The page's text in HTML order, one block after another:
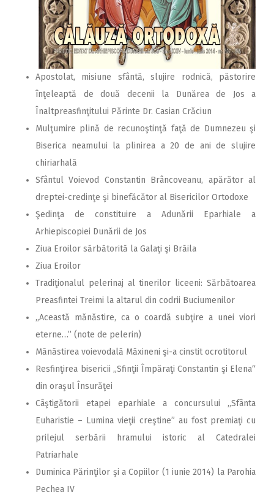
Apostolat, misiune sfântă, slujire rodnică, păstorire
înţeleaptă de două decenii la Dunărea de Jos a
Înaltpreasfinţitului Părinte Dr. Casian Crăciun
Mulţumire plină de recunoştinţă faţă de Dumnezeu şi
Biserica neamului la plinirea a 20 de ani de slujire
chiriarhală
Sfântul Voievod Constantin Brâncoveanu, apărător al
dreptei-credinţe şi binefăcător al Bisericilor Ortodoxe
Şedinţa de constituire a Adunării Eparhiale a
Arhiepiscopiei Dunării de Jos
Ziua Eroilor sărbătorită la Galaţi şi Brăila
Ziua Eroilor
Tradiţionalul pelerinaj al tinerilor liceeni: Sărbătoarea
Preasfintei Treimi la altarul din codrii Buciumenilor
,,Această mănăstire, ca o coardă subţire a unei viori
eterne…” (note de pelerin)
Mănăstirea voievodală Măxineni şi-a cinstit ocrotitorul
Resfinţirea bisericii „Sfinţii Împăraţi Constantin şi Elena“
din oraşul Însurăţei
Câştigătorii etapei eparhiale a concursului ,,Sfânta
Euharistie – Lumina vieţii creştine” au fost premiaţi cu
prilejul serbării hramului istoric al Catedralei
Patriarhale
Duminica Părinţilor şi a Copiilor (1 iunie 2014) la Parohia
Pechea IV